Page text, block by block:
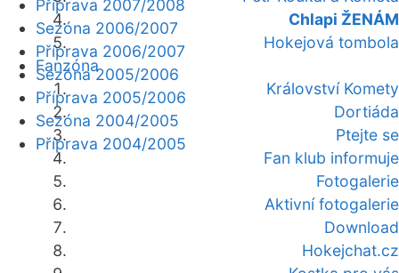
Chlapi ŽENÁM
Hokejová tombola
Fanzóna
Království Komety
Dortiáda
Ptejte se
Fan klub informuje
Fotogalerie
Aktivní fotogalerie
Download
Hokejchat.cz
Příprava 2007/2008
Sezóna 2006/2007
Příprava 2006/2007
Sezóna 2005/2006
Příprava 2005/2006
Sezóna 2004/2005
Příprava 2004/2005